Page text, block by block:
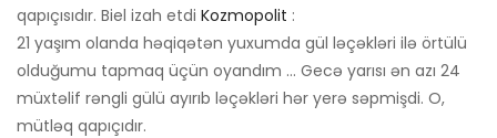
qapıçısıdır. Biel izah etdi Kozmopolit :
21 yaşım olanda həqiqətən yuxumda gül ləçəkləri ilə örtülü
olduğumu tapmaq üçün oyandım ... Gecə yarısı ən azı 24
müxtəlif rəngli gülü ayırıb ləçəkləri hər yerə səpmişdi. O,
mütləq qapıçıdır.